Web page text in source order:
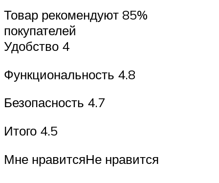
Товар рекомендуют 85%
покупателей
Удобство 4
Функциональность 4.8
Безопасность 4.7
Итого 4.5
Мне нравитсяНе нравится